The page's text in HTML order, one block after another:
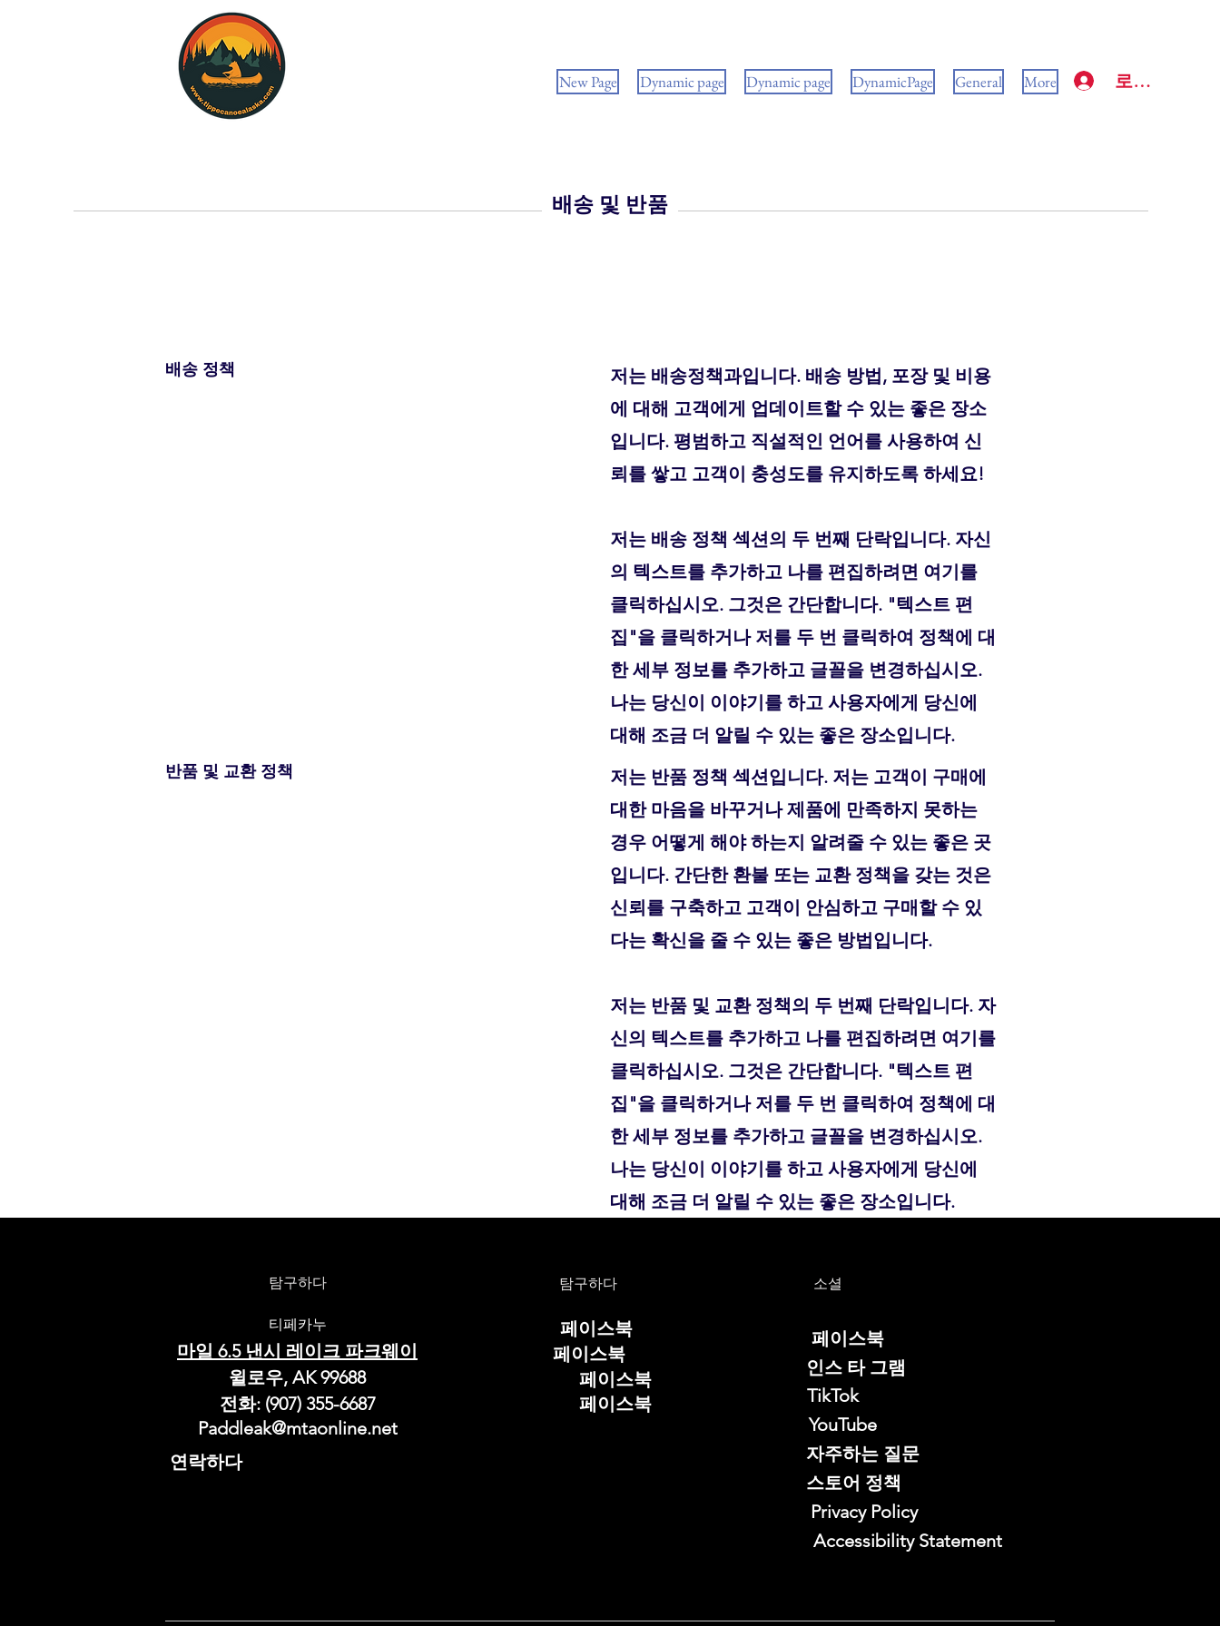
New Page Dynamic page Dynamic page DynamicPage General More 로그인
배송 및 반품
배송 정책
저는 배송정책과입니다. 배송 방법, 포장 및 비용
에 대해 고객에게 업데이트할 수 있는 좋은 장소
입니다. 평범하고 직설적인 언어를 사용하여 신
뢰를 쌓고 고객이 충성도를 유지하도록 하세요!
저는 배송 정책 섹션의 두 번째 단락입니다. 자신
의 텍스트를 추가하고 나를 편집하려면 여기를
클릭하십시오. 그것은 간단합니다. "텍스트 편
집"을 클릭하거나 저를 두 번 클릭하여 정책에 대
한 세부 정보를 추가하고 글꼴을 변경하십시오.
나는 당신이 이야기를 하고 사용자에게 당신에
대해 조금 더 알릴 수 있는 좋은 장소입니다.
반품 및 교환 정책
저는 반품 정책 섹션입니다. 저는 고객이 구매에
대한 마음을 바꾸거나 제품에 만족하지 못하는
경우 어떻게 해야 하는지 알려줄 수 있는 좋은 곳
입니다. 간단한 환불 또는 교환 정책을 갖는 것은
신뢰를 구축하고 고객이 안심하고 구매할 수 있
다는 확신을 줄 수 있는 좋은 방법입니다.
저는 반품 및 교환 정책의 두 번째 단락입니다. 자
신의 텍스트를 추가하고 나를 편집하려면 여기를
클릭하십시오. 그것은 간단합니다. "텍스트 편
집"을 클릭하거나 저를 두 번 클릭하여 정책에 대
한 세부 정보를 추가하고 글꼴을 변경하십시오.
나는 당신이 이야기를 하고 사용자에게 당신에
대해 조금 더 알릴 수 있는 좋은 장소입니다.
티페카누
마일 6.5 낸시 레이크 파크웨이
윌로우, AK 99688
전화: (907) 355-6687
Paddleak@mtaonline.net
연락하다
탐구하다
페이스북
페이스북
페이스북
페이스북
소셜
페이스북
인스 타 그램
TikTok
YouTube
자주하는 질문
스토어 정책
Privacy Policy
Accessibility Statement
탐구하다